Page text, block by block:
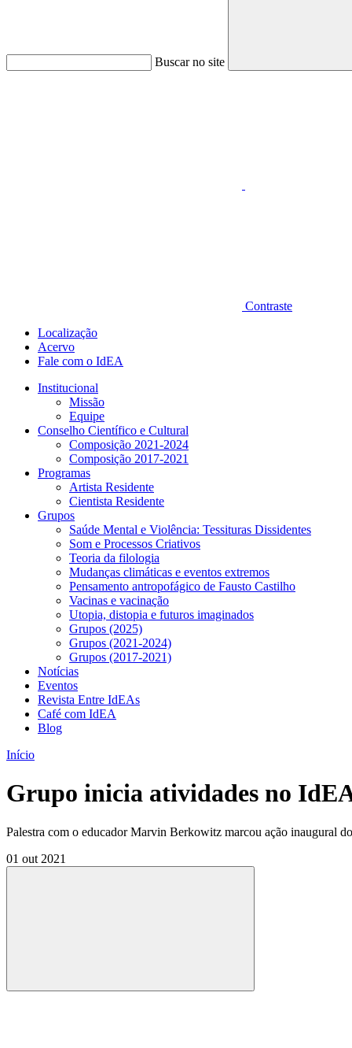
Buscar no site
Contraste
Localização
Acervo
Fale com o IdEA
Institucional
Missão
Equipe
Conselho Científico e Cultural
Composição 2021-2024
Composição 2017-2021
Programas
Artista Residente
Cientista Residente
Grupos
Saúde Mental e Violência: Tessituras Dissidentes
Som e Processos Criativos
Teoria da filologia
Mudanças climáticas e eventos extremos
Pensamento antropofágico de Fausto Castilho
Vacinas e vacinação
Utopia, distopia e futuros imaginados
Grupos (2025)
Grupos (2021-2024)
Grupos (2017-2021)
Notícias
Eventos
Revista Entre IdEAs
Café com IdEA
Blog
Início
Grupo inicia atividades no
Palestra com o educador Marvin Berkowitz marcou ação inaugural
01 out 2021
Compartilhar